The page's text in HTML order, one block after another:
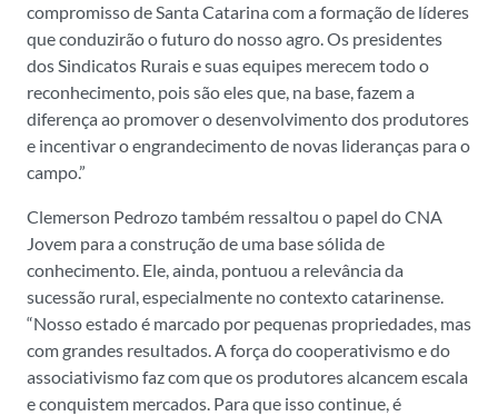
compromisso de Santa Catarina com a formação de líderes
que conduzirão o futuro do nosso agro. Os presidentes
dos Sindicatos Rurais e suas equipes merecem todo o
reconhecimento, pois são eles que, na base, fazem a
diferença ao promover o desenvolvimento dos produtores
e incentivar o engrandecimento de novas lideranças para o
campo.”
Clemerson Pedrozo também ressaltou o papel do CNA
Jovem para a construção de uma base sólida de
conhecimento. Ele, ainda, pontuou a relevância da
sucessão rural, especialmente no contexto catarinense.
“Nosso estado é marcado por pequenas propriedades, mas
com grandes resultados. A força do cooperativismo e do
associativismo faz com que os produtores alcancem escala
e conquistem mercados. Para que isso continue, é